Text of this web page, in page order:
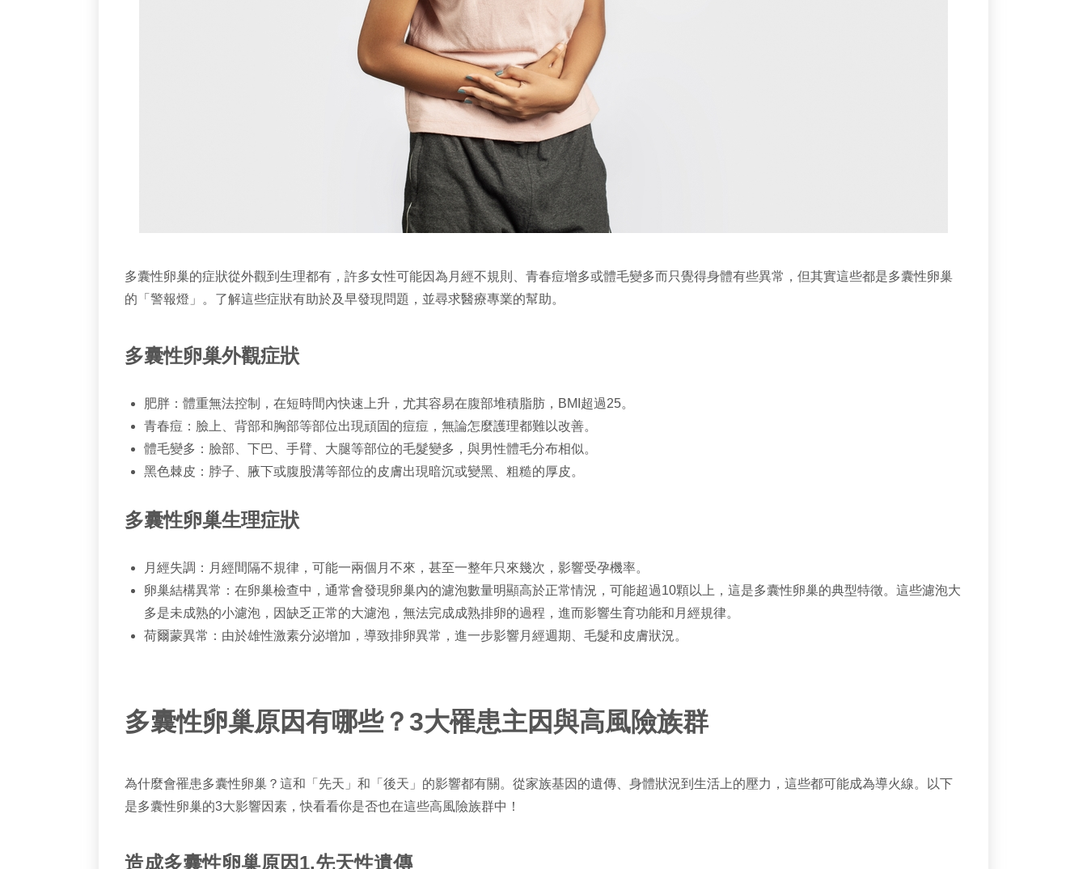
多囊性卵巢的症狀從外觀到生理都有，許多女性可能因為月經不規則、青春痘增多或體毛變多而只覺得身體有些異常，但其實這些都是多囊性卵巢
的「警報燈」。了解這些症狀有助於及早發現問題，並尋求醫療專業的幫助。
多囊性卵巢外觀症狀
肥胖：體重無法控制，在短時間內快速上升，尤其容易在腹部堆積脂肪，BMI超過25。
青春痘：臉上、背部和胸部等部位出現頑固的痘痘，無論怎麼護理都難以改善。
體毛變多：臉部、下巴、手臂、大腿等部位的毛髮變多，與男性體毛分布相似。
黑色棘皮：脖子、腋下或腹股溝等部位的皮膚出現暗沉或變黑、粗糙的厚皮。
多囊性卵巢生理症狀
月經失調：月經間隔不規律，可能一兩個月不來，甚至一整年只來幾次，影響受孕機率。
卵巢結構異常：在卵巢檢查中，通常會發現卵巢內的濾泡數量明顯高於正常情況，可能超過10顆以上，這是多囊性卵巢的典型特徵。這些濾泡大
多是未成熟的小濾泡，因缺乏正常的大濾泡，無法完成成熟排卵的過程，進而影響生育功能和月經規律。
荷爾蒙異常：由於雄性激素分泌增加，導致排卵異常，進一步影響月經週期、毛髮和皮膚狀況。
多囊性卵巢原因有哪些？3大罹患主因與高風險族群
為什麼會罹患多囊性卵巢？這和「先天」和「後天」的影響都有關。從家族基因的遺傳、身體狀況到生活上的壓力，這些都可能成為導火線。以下
是多囊性卵巢的3大影響因素，快看看你是否也在這些高風險族群中！
造成多囊性卵巢原因1.先天性遺傳